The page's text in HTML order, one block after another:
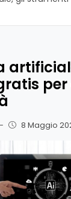
- 8 Maggio